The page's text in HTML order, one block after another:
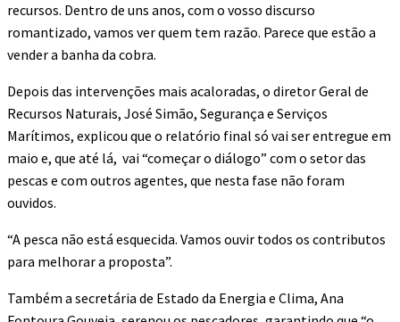
recursos. Dentro de uns anos, com o vosso discurso
romantizado, vamos ver quem tem razão. Parece que estão a
vender a banha da cobra.
Depois das intervenções mais acaloradas, o diretor Geral de
Recursos Naturais, José Simão, Segurança e Serviços
Marítimos, explicou que o relatório final só vai ser entregue em
maio e, que até lá, vai “começar o diálogo” com o setor das
pescas e com outros agentes, que nesta fase não foram
ouvidos.
“A pesca não está esquecida. Vamos ouvir todos os contributos
para melhorar a proposta”.
Também a secretária de Estado da Energia e Clima, Ana